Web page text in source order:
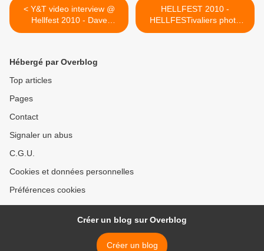
< Y&T video interview @
Hellfest 2010 - Dave
Meniketti featuring Twisted
HELLFEST 2010 -
HELLFESTivaliers photo
report - HEAVY SOUND
Hébergé par Overblog
Top articles
Pages
Contact
Signaler un abus
C.G.U.
Cookies et données personnelles
Préférences cookies
Créer un blog sur Overblog
Créer un blog